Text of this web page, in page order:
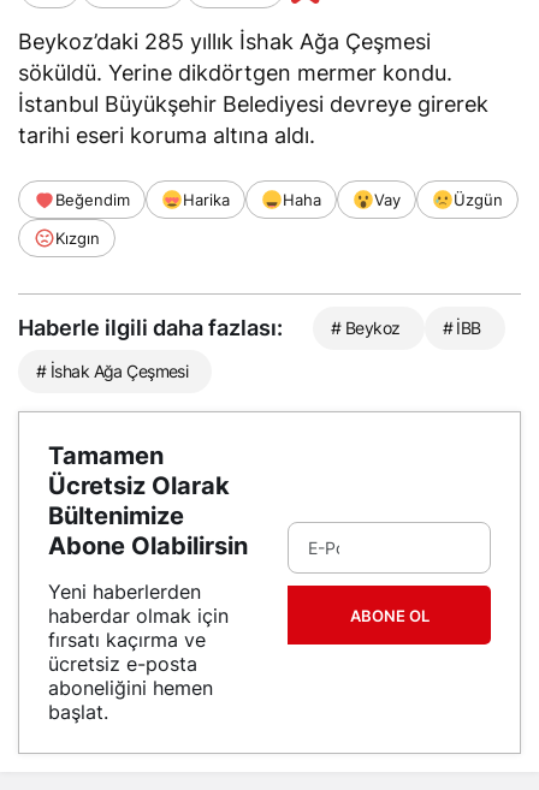
Beykoz’daki 285 yıllık İshak Ağa Çeşmesi
söküldü. Yerine dikdörtgen mermer kondu.
İstanbul Büyükşehir Belediyesi devreye girerek
tarihi eseri koruma altına aldı.
Beğendim Harika Haha Vay
Üzgün
Kızgın
Haberle ilgili daha fazlası: # Beykoz # İBB
# İshak Ağa Çeşmesi
Tamamen
Ücretsiz Olarak
Bültenimize
Abone Olabilirsin
Yeni haberlerden
haberdar olmak için
fırsatı kaçırma ve
ücretsiz e-posta
aboneliğini hemen
başlat.
ABONE OL